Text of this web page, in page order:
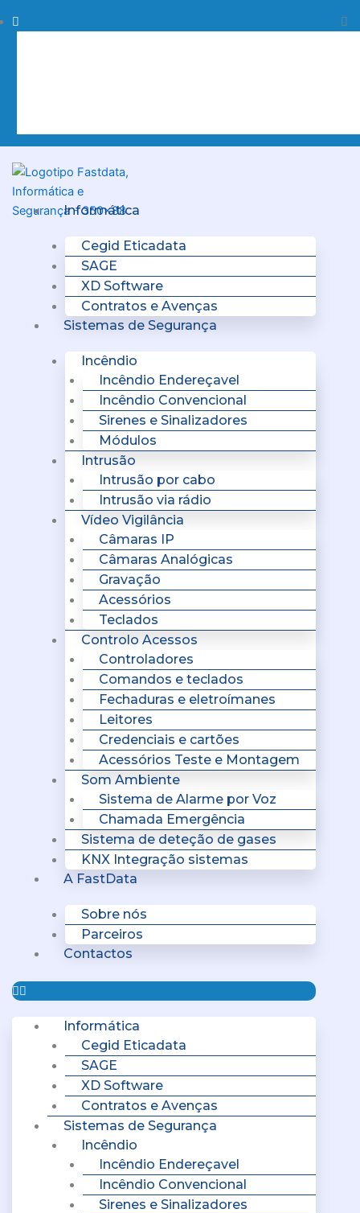
to
Procurar
Informática
Cegid Eticadata
SAGE
XD Software
Contratos e Avenças
Sistemas de Segurança
Incêndio
Incêndio Endereçavel
Incêndio Convencional
Sirenes e Sinalizadores
Módulos
Intrusão
Intrusão por cabo
Intrusão via rádio
Vídeo Vigilância
Câmaras IP
Câmaras Analógicas
Gravação
Acessórios
Teclados
Controlo Acessos
Controladores
Comandos e teclados
Fechaduras e eletroímanes
Leitores
Credenciais e cartões
Acessórios Teste e Montagem
Som Ambiente
Sistema de Alarme por Voz
Chamada Emergência
Sistema de deteção de gases
KNX Integração sistemas
A FastData
Sobre nós
Parceiros
Contactos
Menu
Informática
Cegid Eticadata
SAGE
XD Software
Contratos e Avenças
Sistemas de Segurança
Incêndio
Incêndio Endereçavel
Incêndio Convencional
Sirenes e Sinalizadores